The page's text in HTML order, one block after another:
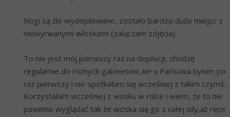
Nogi są źle wydepilowane, zostało bardzo dużo miejsc z
niewyrwanymi włoskami (załączam zdjęcia).
To nie jest mój pierwszy raz na depilacji, chodzę
regularnie do różnych gabinetów,ale u Państwa byłam po
raz pierwszy i nie spotkałam się wcześniej z takim czymś.
Korzystałam wcześniej z wosku w rolce i wiem, że to nie
powinno wyglądać tak że wciska się go z całej siły,aż ręce